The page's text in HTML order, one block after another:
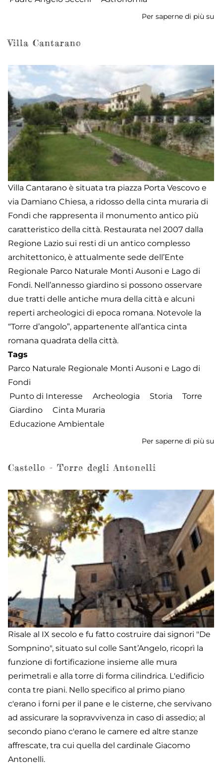
Per saperne di più su
Villa Cantarano
Villa Cantarano è situata tra piazza Porta Vescovo e
via Damiano Chiesa, a ridosso della cinta muraria di
Fondi che rappresenta il monumento antico più
caratteristico della città. Restaurata nel 2007 dalla
Regione Lazio sui resti di un antico complesso
architettonico, è attualmente sede dell’Ente
Regionale Parco Naturale Monti Ausoni e Lago di
Fondi. Nell’annesso giardino si possono osservare
due tratti delle antiche mura della città e alcuni
reperti archeologici di epoca romana. Notevole la
“Torre d’angolo”, appartenente all’antica cinta
romana quadrata della città.
Tags
Parco Naturale Regionale Monti Ausoni e Lago di
Fondi
Punto di Interesse
Archeologia Storia
Torre
Giardino
Cinta Muraria
Educazione Ambientale
Per saperne di più su
Castello - Torre degli Antonelli
Risale al IX secolo e fu fatto costruire dai signori "De
Sompnino", situato sul colle Sant’Angelo, ricoprì la
funzione di fortificazione insieme alle mura
perimetrali e alla torre di forma cilindrica. L'edificio
conta tre piani. Nello specifico al primo piano
c'erano i forni per il pane e le cisterne, che servivano
ad assicurare la sopravvivenza in caso di assedio; al
secondo piano c'erano le camere ed altre stanze
affrescate, tra cui quella del cardinale Giacomo
Antonelli.